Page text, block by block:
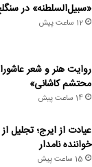
«سبیل‌السلطنه» در
12 ساعت پیش
روایت هنر و شعر
محتشم کاشانی»
14 ساعت پیش
عیادت از ایرج؛ تجلیل
خواننده نامدار
15 ساعت پیش